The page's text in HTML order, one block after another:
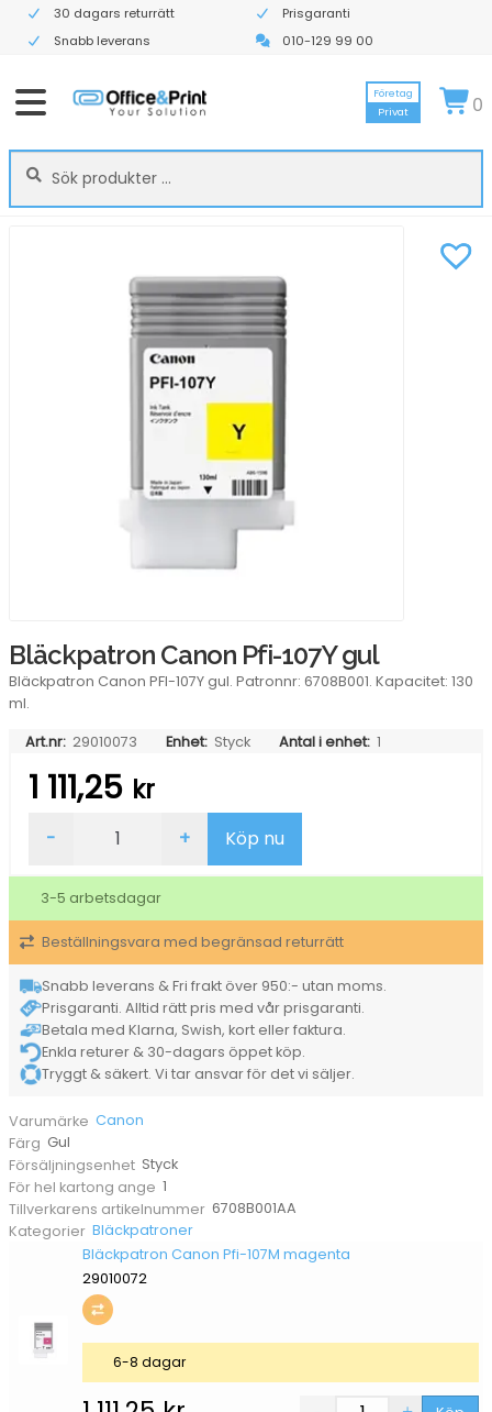
30 dagars returrätt
Prisgaranti
Snabb leverans
010-129 99 00
Sök
efter:
Sök
Företag
Privat
0
Bläckpatron Canon Pfi-107Y gul
Bläckpatron Canon PFI-107Y gul. Patronnr: 6708B001. Kapacitet: 130
ml.
Art.nr: 29010073 Enhet: Styck Antal i enhet: 1
1 111,25 kr
Canon
107Y
gul
mängd
- + Köp nu
3-5 arbetsdagar
Beställningsvara med begränsad returrätt
Snabb leverans & Fri frakt över 950:- utan moms.
Prisgaranti. Alltid rätt pris med vår prisgaranti.
Betala med Klarna, Swish, kort eller faktura.
Enkla returer & 30-dagars öppet köp.
Tryggt & säkert. Vi tar ansvar för det vi säljer.
Varumärke Canon
Färg Gul
Försäljningsenhet Styck
För hel kartong ange 1
Tillverkarens artikelnummer 6708B001AA
Kategorier Bläckpatroner
Bläckpatron Canon Pfi-107M magenta
29010072
6-8 dagar